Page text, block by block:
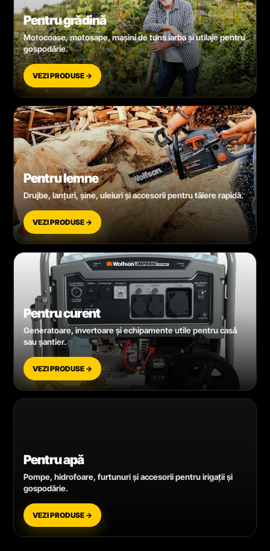
Pentru grădină
Motocoase, motosape, mașini de tuns iarba și utilaje pentru
gospodărie.
VEZI PRODUSE →
Pentru lemne
Drujbe, lanțuri, șine, uleiuri și accesorii pentru tăiere rapidă.
VEZI PRODUSE →
Pentru curent
Generatoare, invertoare și echipamente utile pentru casă
sau șantier.
VEZI PRODUSE →
Pentru apă
Pompe, hidrofoare, furtunuri și accesorii pentru irigații și
gospodărie.
VEZI PRODUSE →